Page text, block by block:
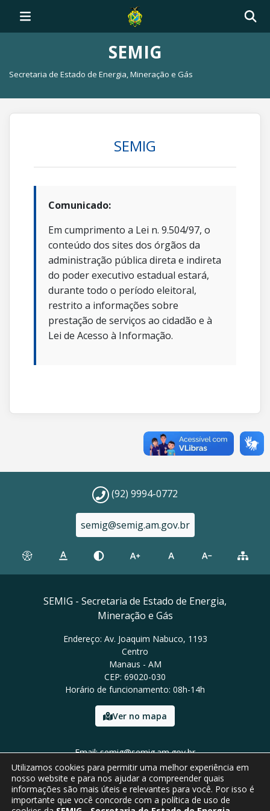
SEMIG
Secretaria de Estado de Energia, Mineração e Gás
SEMIG
Comunicado:
Em cumprimento a Lei n. 9.504/97, o
conteúdo dos sites dos órgãos da
administração pública direta e indireta
do poder executivo estadual estará,
durante todo o período eleitoral,
restrito a informações sobre
prestação de serviços ao cidadão e à
Lei de Acesso à Informação.
(92) 9994-0772
semig@semig.am.gov.br
SEMIG - Secretaria de Estado de Energia,
Mineração e Gás
Endereço: Av. Joaquim Nabuco, 1193
Centro
Manaus - AM
CEP: 69020-030
Horário de funcionamento: 08h-14h
Ver no mapa
Email: semig@semig.am.gov.br
Tel: (92) 9994-0772
Utilizamos cookies para permitir uma melhor experiência em
nosso website e para nos ajudar a compreender quais
informações são mais úteis e relevantes para você. Por isso é
importante que você concorde com a política de uso de